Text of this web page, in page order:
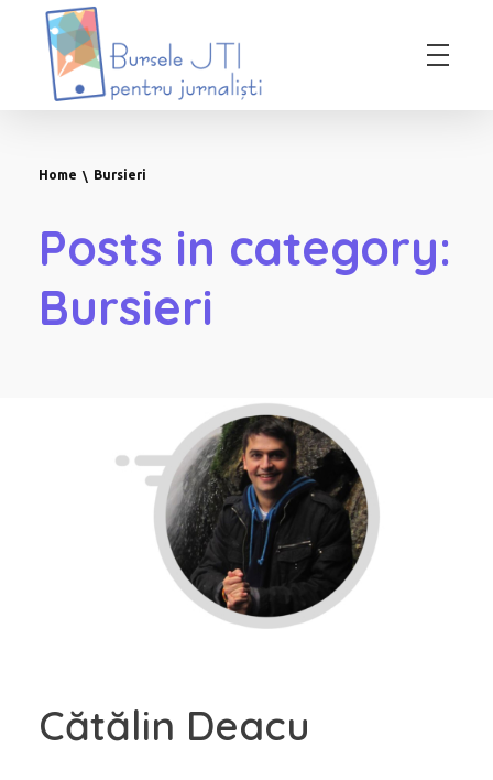
Bursele JTI pentru Jurnalisti
Home Bursieri
Posts in category:
Bursieri
Cătălin Deacu